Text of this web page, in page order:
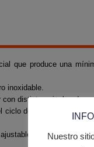
que produce una
inoxidable.
distintos niveles de
de sedimentación,
de 10 a 2.000
Nuestro